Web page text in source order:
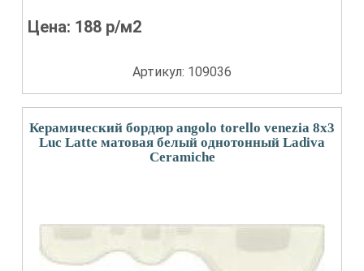
Цена: 188 р/м2
Артикул: 109036
Керамический бордюр angolo torello venezia 8x3
Luc Latte матовая белый однотонный Ladiva
Сeramiche